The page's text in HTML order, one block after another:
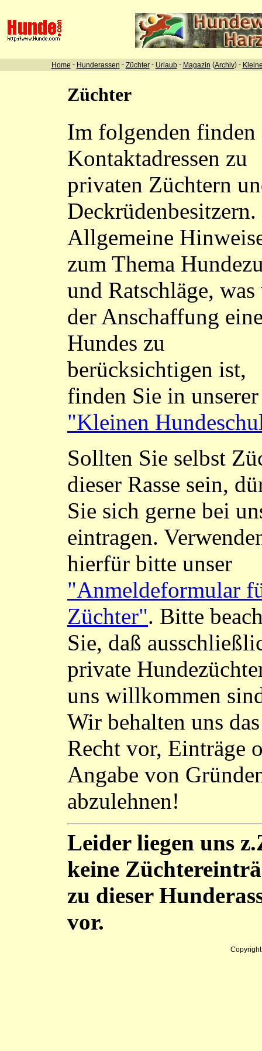
Home - Hunderassen - Züchter- Urlaub- Magazin (Archiv) -
Züchter
Im folgenden finden
Kontaktadressen zu
privaten Züchtern
Deckrüdenbesitzern.
Allgemeine
zum Thema
und Ratschläge,
der Anschaffung
Hundes zu
berücksichtigen ist,
finden Sie in unserer
"Kleinen
Sollten Sie selbst
dieser Rasse sein,
Sie sich gerne bei
eintragen.
hierfür bitte unser
"Anmeldeformular
Züchter". Bitte
Sie, daß
private
uns willkommen
Wir behalten uns das
Recht vor, Einträge
Angabe von
abzulehnen!
Leider liegen uns
keine
zu dieser
vor.